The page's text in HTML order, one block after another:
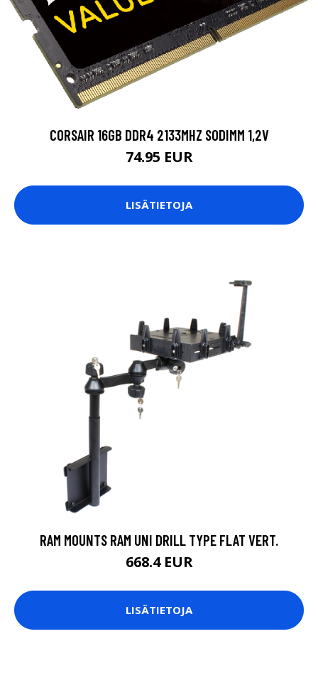
CORSAIR 16GB DDR4 2133MHZ SODIMM 1,2V
74.95 EUR
LISÄTIETOJA
RAM MOUNTS RAM UNI DRILL TYPE FLAT VERT.
668.4 EUR
LISÄTIETOJA